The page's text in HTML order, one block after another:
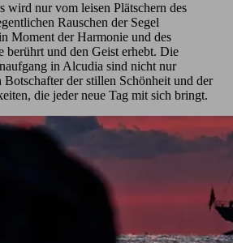
wird nur vom leisen Plätschern des
Rauschen der Segel
Moment der Harmonie und des
berührt und den Geist erhebt. Die
in Alcudia sind nicht nur
Botschafter der stillen Schönheit und der
die jeder neue Tag mit sich bringt.